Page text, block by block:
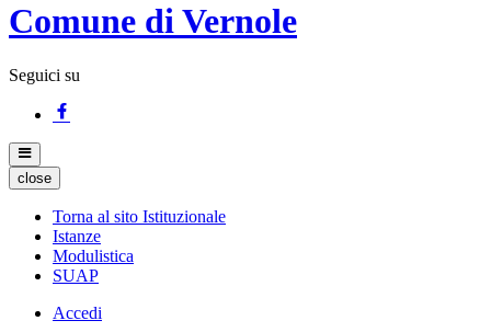
Comune di Vernole
Seguici su
close
Torna al sito Istituzionale
Istanze
Modulistica
SUAP
Accedi